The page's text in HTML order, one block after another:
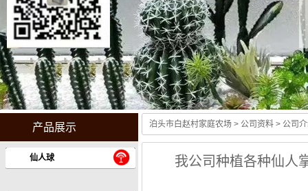
产品展示
仙人球
泊头市白赵村家庭农场 > 公司资料 > 公司
我公司种植各种仙人